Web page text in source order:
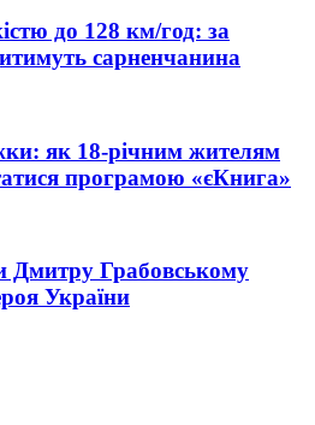
до 128 км/год: за
сарненчанина
як 18-річним жителям
програмою «єКнига»
Грабовському
України